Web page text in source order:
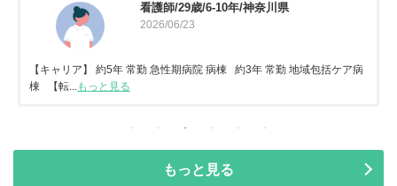
看護師/29歳/6-10年/神奈川県
2026/06/23
【キャリア】 約5年 常勤 急性期病院 病棟 約3年 常勤 地域包括ケア病
棟 【転...もっと見る
もっと見る